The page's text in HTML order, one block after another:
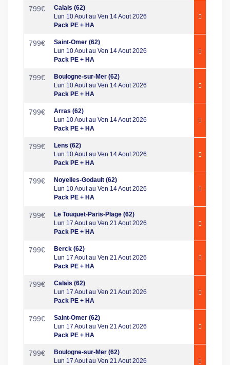
799€
Calais (62)
Lun 10 Aout au Ven 14 Aout 2026
Pack PE + HA
799€
Saint-Omer (62)
Lun 10 Aout au Ven 14 Aout 2026
Pack PE + HA
799€
Boulogne-sur-Mer (62)
Lun 10 Aout au Ven 14 Aout 2026
Pack PE + HA
799€
Arras (62)
Lun 10 Aout au Ven 14 Aout 2026
Pack PE + HA
799€
Lens (62)
Lun 10 Aout au Ven 14 Aout 2026
Pack PE + HA
799€
Noyelles-Godault (62)
Lun 10 Aout au Ven 14 Aout 2026
Pack PE + HA
799€
Le Touquet-Paris-Plage (62)
Lun 17 Aout au Ven 21 Aout 2026
Pack PE + HA
799€
Berck (62)
Lun 17 Aout au Ven 21 Aout 2026
Pack PE + HA
799€
Calais (62)
Lun 17 Aout au Ven 21 Aout 2026
Pack PE + HA
799€
Saint-Omer (62)
Lun 17 Aout au Ven 21 Aout 2026
Pack PE + HA
799€
Boulogne-sur-Mer (62)
Lun 17 Aout au Ven 21 Aout 2026